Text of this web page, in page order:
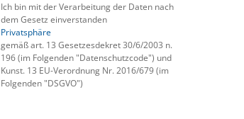
Ich bin mit der Verarbeitung der Daten nach
dem Gesetz einverstanden
Privatsphäre
gemäß art. 13 Gesetzesdekret 30/6/2003 n.
196 (im Folgenden "Datenschutzcode") und
Kunst. 13 EU-Verordnung Nr. 2016/679 (im
Folgenden "DSGVO")